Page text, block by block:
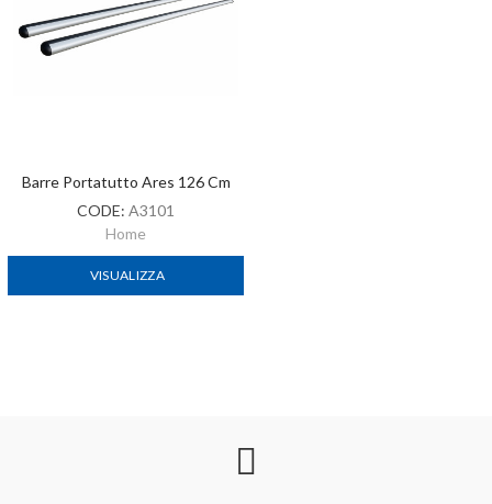
Barre Portatutto Ares 126 Cm
CODE: A3101
Home
VISUALIZZA